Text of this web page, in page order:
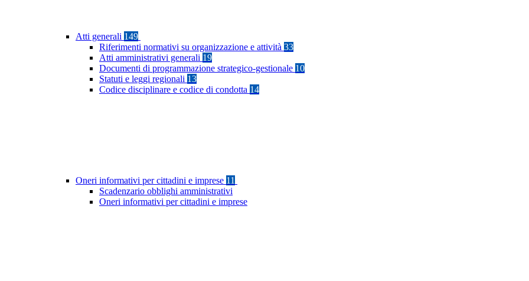
Atti generali 149
Riferimenti normativi su organizzazione e attività 33
Atti amministrativi generali 19
Documenti di programmazione strategico-gestionale 10
Statuti e leggi regionali 13
Codice disciplinare e codice di condotta 14
Oneri informativi per cittadini e imprese 11
Scadenzario obblighi amministrativi
Oneri informativi per cittadini e imprese